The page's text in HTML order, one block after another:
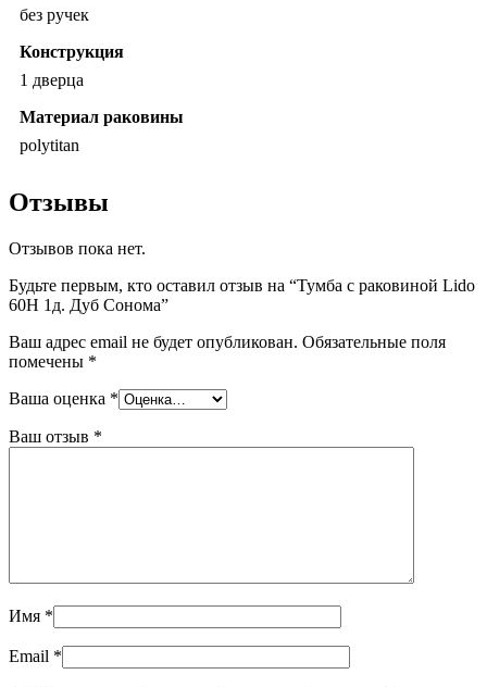
без ручек
Конструкция
1 дверца
Материал раковины
polytitan
Отзывы
Отзывов пока нет.
Будьте первым, кто оставил отзыв на “Тумба с раковиной Lido
60Н 1д. Дуб Сонома”
Ваш адрес email не будет опубликован. Обязательные поля
помечены *
Ваша оценка *
Ваш отзыв *
Имя *
Email *